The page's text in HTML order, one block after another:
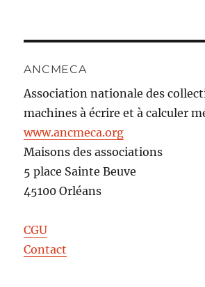
ANCMECA
Association nationale des
machines à écrire et à calculer
www.ancmeca.org
Maisons des associations
5 place Sainte Beuve
45100 Orléans
CGU
Contact